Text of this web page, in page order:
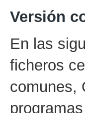
Versión
En las
ficheros
comunes,